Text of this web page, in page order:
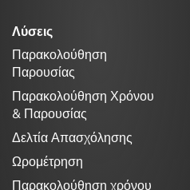
Λύσεις
Παρακολούθηση
Παρουσίας
Παρακολούθηση Χρόνου
& Παρουσίας
Δελτία Απασχόλησης
Ωρομέτρηση
Παρακολούθηση χρόνου